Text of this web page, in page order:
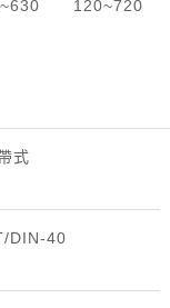
120~720
式
DIN-40